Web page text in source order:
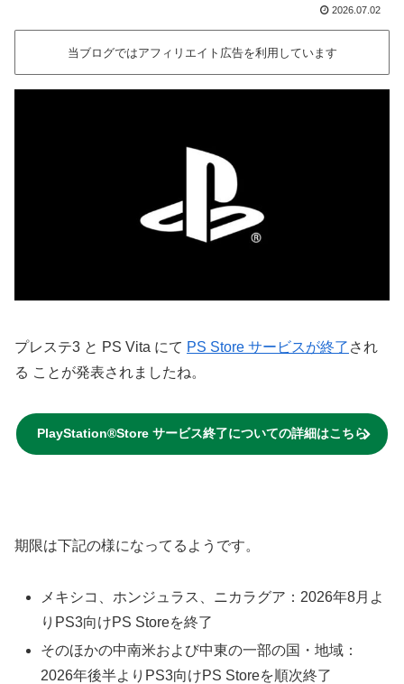
2026.07.02
当ブログではアフィリエイト広告を利用しています
プレステ3 と PS Vita にて PS Store サービスが終了 され
る ことが発表されましたね。
PlayStation®Store サービス終了についての詳細はこちら
期限は下記の様になってるようです。
メキシコ、ホンジュラス、ニカラグア：2026年8月よ
りPS3向けPS Storeを終了
そのほかの中南米および中東の一部の国・地域：
2026年後半よりPS3向けPS Storeを順次終了